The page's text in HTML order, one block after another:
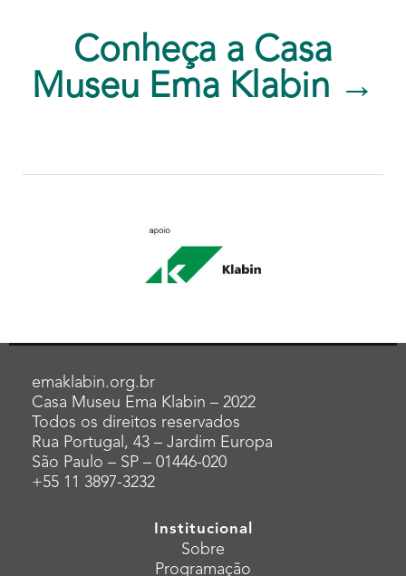
Conheça a Casa
Museu Ema Klabin →
emaklabin.org.br
Casa Museu Ema Klabin – 2022
Todos os direitos reservados
Rua Portugal, 43 – Jardim Europa
São Paulo – SP – 01446-020
+55 11 3897-3232
Institucional
Sobre
Programação